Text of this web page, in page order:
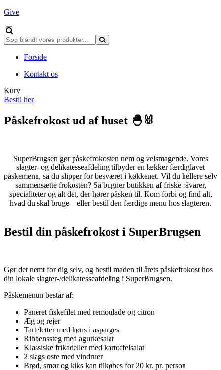
Give
Forside
Kontakt os
Kurv
Bestil her
Påskefrokost ud af huset 🐣🐰
SuperBrugsen gør påskefrokosten nem og velsmagende. Vores
slagter- og delikatesseafdeling tilbyder en lækker færdiglavet
påskemenu, så du slipper for besværet i køkkenet. Vil du hellere selv
sammensætte frokosten? Så bugner butikken af friske råvarer,
specialiteter og alt det, der hører påsken til. Kom forbi og find alt,
hvad du skal bruge – eller bestil den færdige menu hos slagteren.
Bestil din påskefrokost i SuperBrugsen
Gør det nemt for dig selv, og bestil maden til årets påskefrokost hos
din lokale slagter-/delikatesseafdeling i SuperBrugsen.
Påskemenun består af:
Paneret fiskefilet med remoulade og citron
Æg og rejer
Tarteletter med høns i asparges
Ribbenssteg med agurkesalat
Klassiske frikadeller med kartoffelsalat
2 slags oste med vindruer
Brød, smør og kiks kan tilkøbes for 20 kr. pr. person